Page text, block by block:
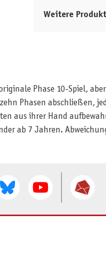
Weitere
Phase 10-Spiel,
Phasen abschließen,
aus ihrer Hand
ab 7 Jahren.